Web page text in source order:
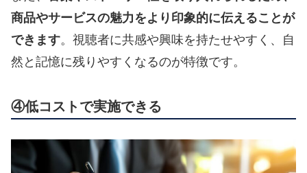
商品やサービスの魅力をより印象的に伝えることが
できます。視聴者に共感や興味を持たせやすく、自
然と記憶に残りやすくなるのが特徴です。
④低コストで実施できる